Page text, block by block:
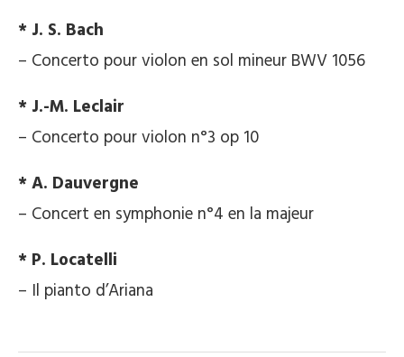
* J. S. Bach
– Concerto pour violon en sol mineur BWV 1056
* J.-M. Leclair
– Concerto pour violon n°3 op 10
* A. Dauvergne
– Concert en symphonie n°4 en la majeur
* P. Locatelli
– Il pianto d’Ariana